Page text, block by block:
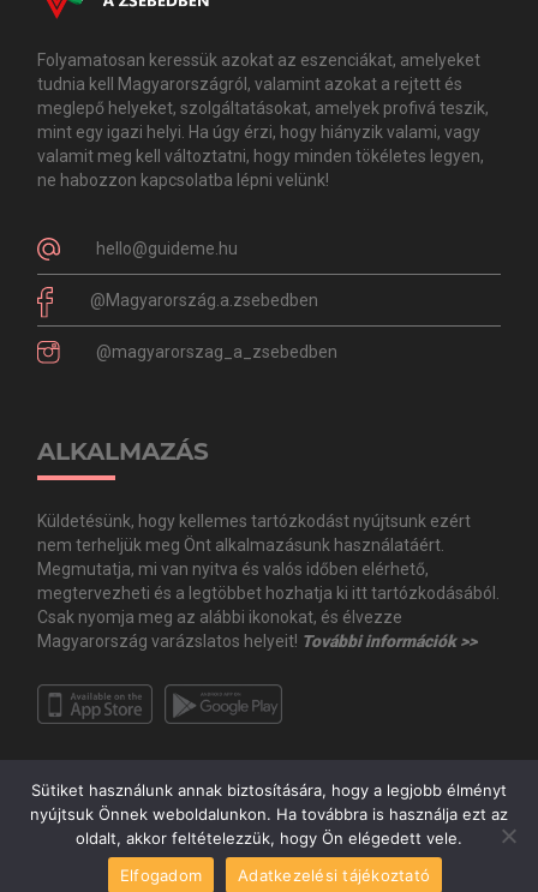
Folyamatosan keressük azokat az eszenciákat, amelyeket
tudnia kell Magyarországról, valamint azokat a rejtett és
meglepő helyeket, szolgáltatásokat, amelyek profivá teszik,
mint egy igazi helyi. Ha úgy érzi, hogy hiányzik valami, vagy
valamit meg kell változtatni, hogy minden tökéletes legyen,
ne habozzon kapcsolatba lépni velünk!
hello@guideme.hu
@Magyarország.a.zsebedben
@magyarorszag_a_zsebedben
ALKALMAZÁS
Küldetésünk, hogy kellemes tartózkodást nyújtsunk ezért
nem terheljük meg Önt alkalmazásunk használatáért.
Megmutatja, mi van nyitva és valós időben elérhető,
megtervezheti és a legtöbbet hozhatja ki itt tartózkodásából.
Csak nyomja meg az alábbi ikonokat, és élvezze
Magyarország varázslatos helyeit! További információk >>
Copyright © Minden jog fenntartva. 2020 Guide.Me Kft. | Magyarország a
zsebedben
Sütiket használunk annak biztosítására, hogy a legjobb élményt
nyújtsuk Önnek weboldalunkon. Ha továbbra is használja ezt az
oldalt, akkor feltételezzük, hogy Ön elégedett vele.
Elfogadom
Adatkezelési tájékoztató